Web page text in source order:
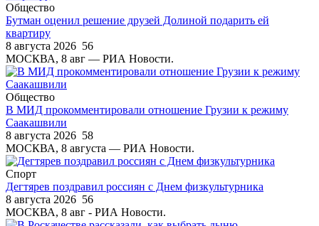
Общество
Бутман оценил решение друзей Долиной подарить ей
квартиру
8 августа 2026 56
МОСКВА, 8 авг — РИА Новости.
Общество
В МИД прокомментировали отношение Грузии к режиму
Саакашвили
8 августа 2026 58
МОСКВА, 8 августа — РИА Новости.
Спорт
Дегтярев поздравил россиян с Днем физкультурника
8 августа 2026 56
МОСКВА, 8 авг - РИА Новости.